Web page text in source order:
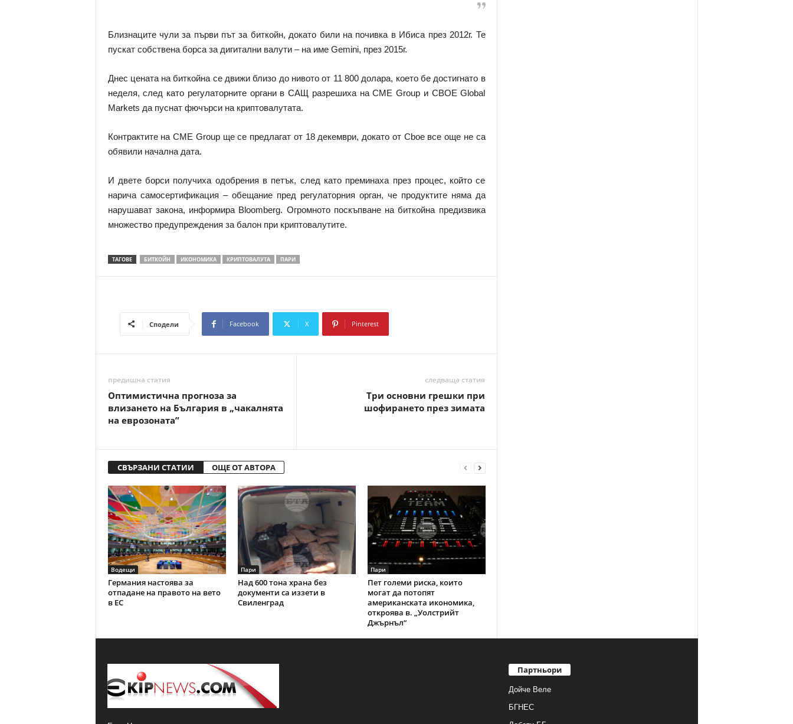
Близнаците чули за първи път за биткойн, докато били на почивка в Ибиса през 2012г. Те
пускат собствена борса за дигитални валути – на име Gemini, през 2015г.
Днес цената на биткойна се движи близо до нивото от 11 800 долара, което бе достигнато в
неделя, след като регулаторните органи в САЩ разрешиха на CME Group и CBOE Global
Markets да пуснат фючърси на криптовалутата.
Контрактите на CME Group ще се предлагат от 18 декември, докато от Cboe все още не са
обявили начална дата.
И двете борси получиха одобрения в петък, след като преминаха през процес, който се
нарича самосертификация – обещание пред регулаторния орган, че продуктите няма да
нарушават закона, информира Bloomberg. Огромното поскъпване на биткойна предизвика
множество предупреждения за балон при криптовалутите.
ТАГОВЕ БИТКОЙН ИКОНОМИКА КРИПТОВАЛУТА ПАРИ
Сподели Facebook X Pinterest
предишна статия
Оптимистична прогноза за
влизането на България в „чакалнята
на еврозоната”
следваща статия
Три основни грешки при
шофирането през зимата
СВЪРЗАНИ СТАТИИ ОЩЕ ОТ АВТОРА
Водещи
Германия настоява за
отпадане на правото на вето
в ЕС
Пари
Над 600 тона храна без
документи са иззети в
Свиленград
Пари
Пет големи риска, които
могат да потопят
американската икономика,
откроява в. „Уолстрийт
Джърнъл“
Партньори
Дойче Веле
БГНЕС